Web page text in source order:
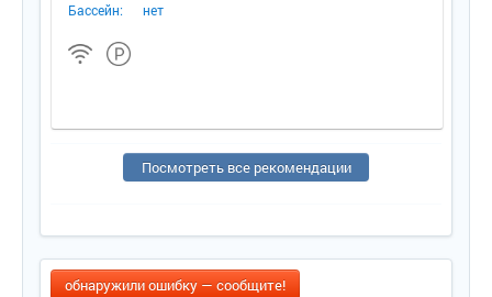
Бассейн:
нет
Посмотреть все рекомендации
обнаружили ошибку — сообщите!